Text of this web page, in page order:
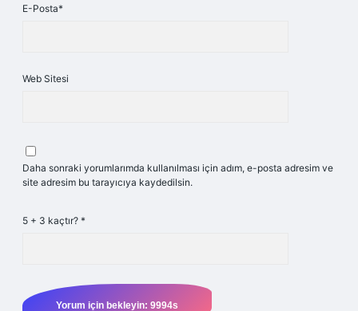
E-Posta*
Web Sitesi
Daha sonraki yorumlarımda kullanılması için adım, e-posta adresim ve
site adresim bu tarayıcıya kaydedilsin.
5 + 3 kaçtır? *